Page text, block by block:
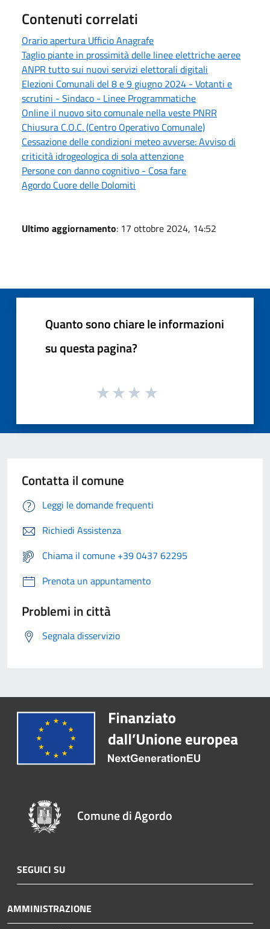
Contenuti correlati
Orario apertura Ufficio Anagrafe
Taglio piante in prossimità delle linee elettriche aeree
ANPR tutto sui nuovi servizi elettorali digitali
Elezioni Comunali del 8 e 9 giugno 2024 - Votanti e
scrutini - Sindaco - Linee Programmatiche
Online il nuovo sito comunale nella veste PNRR
Chiusura C.O.C. (Centro Operativo Comunale)
Cessazione delle condizioni meteo avverse: Avviso di
criticità idrogeologica di sola attenzione
Persone con danno cognitivo - Cosa fare
Agordo Cuore delle Dolomiti
Ultimo aggiornamento: 17 ottobre 2024, 14:52
Quanto sono chiare le informazioni
su questa pagina?
Contatta il comune
Leggi le domande frequenti
Richiedi Assistenza
Chiama il comune +39 0437 62295
Prenota un appuntamento
Problemi in città
Segnala disservizio
Comune di Agordo
SEGUICI SU
AMMINISTRAZIONE